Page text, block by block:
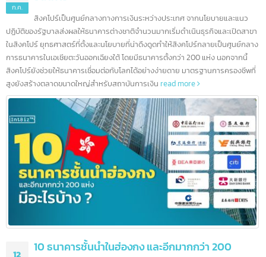
16
ก.ค.
5 ธนาคารชั้นนำในสิงคโปร์ และอีกมากกว่า 100
ธนาคาร
สิงคโปร์เป็นศูนย์กลางทางการเงินระหว่างประเทศ จากนโยบายและแนว
ปฏิบัติของรัฐบาลส่งผลให้ธนาคารต่างชาติจำนวนมากเริ่มดำเนินธุรกิจและเปิดสา
ในสิงคโปร์ ยุทธศาสตร์ที่ตั้งและนโยบายที่น่าดึงดูดทำให้สิงคโปร์กลายเป็นศูนย์กล
การธนาคารในเอเชียตะวันออกเฉียงใต้ โดยมีธนาคารตั้งกว่า 200 แห่ง นอกจากนี้
สิงคโปร์ยังช่วยให้ธนาคารเชื่อมต่อกับโลกได้อย่างง่ายดาย มาตรฐานการครองชี
สูงยังสร้างตลาดขนาดใหญ่สำหรับสถาบันการเงินread more